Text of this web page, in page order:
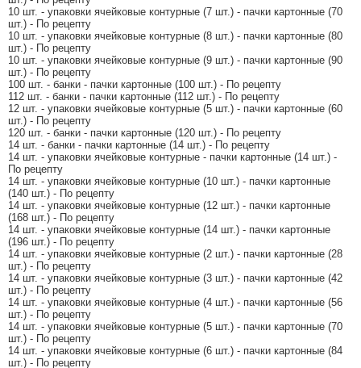
10 шт. - упаковки ячейковые контурные (7 шт.) - пачки картонные (70
шт.) - По рецепту
10 шт. - упаковки ячейковые контурные (8 шт.) - пачки картонные (80
шт.) - По рецепту
10 шт. - упаковки ячейковые контурные (9 шт.) - пачки картонные (90
шт.) - По рецепту
100 шт. - банки - пачки картонные (100 шт.) - По рецепту
112 шт. - банки - пачки картонные (112 шт.) - По рецепту
12 шт. - упаковки ячейковые контурные (5 шт.) - пачки картонные (60
шт.) - По рецепту
120 шт. - банки - пачки картонные (120 шт.) - По рецепту
14 шт. - банки - пачки картонные (14 шт.) - По рецепту
14 шт. - упаковки ячейковые контурные - пачки картонные (14 шт.) -
По рецепту
14 шт. - упаковки ячейковые контурные (10 шт.) - пачки картонные
(140 шт.) - По рецепту
14 шт. - упаковки ячейковые контурные (12 шт.) - пачки картонные
(168 шт.) - По рецепту
14 шт. - упаковки ячейковые контурные (14 шт.) - пачки картонные
(196 шт.) - По рецепту
14 шт. - упаковки ячейковые контурные (2 шт.) - пачки картонные (28
шт.) - По рецепту
14 шт. - упаковки ячейковые контурные (3 шт.) - пачки картонные (42
шт.) - По рецепту
14 шт. - упаковки ячейковые контурные (4 шт.) - пачки картонные (56
шт.) - По рецепту
14 шт. - упаковки ячейковые контурные (5 шт.) - пачки картонные (70
шт.) - По рецепту
14 шт. - упаковки ячейковые контурные (6 шт.) - пачки картонные (84
шт.) - По рецепту